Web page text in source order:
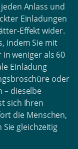
Anlass und
Einladungen
Effekt wider.
indem Sie mit
weniger als 60
Einladung
oder
– dieselbe
sich Ihren
die Menschen,
gleichzeitig